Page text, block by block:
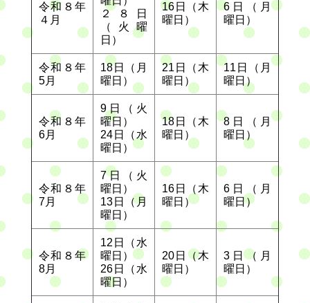
令和８年
４月
２８日
（火曜
日）
16日（木
曜日）
6日（月
曜日）
令和８年
5月
18日（月
曜日）
21日（木
曜日）
11日（月
曜日）
令和８年
6月
9日（火
曜日）
24日（水
曜日）
18日（木
曜日）
8日（月
曜日）
令和８年
7月
7日（火
曜日）
13日（月
曜日）
16日（木
曜日）
6日（月
曜日）
令和８年
8月
12日（水
曜日）
26日（水
曜日）
20日（木
曜日）
3日（月
曜日）